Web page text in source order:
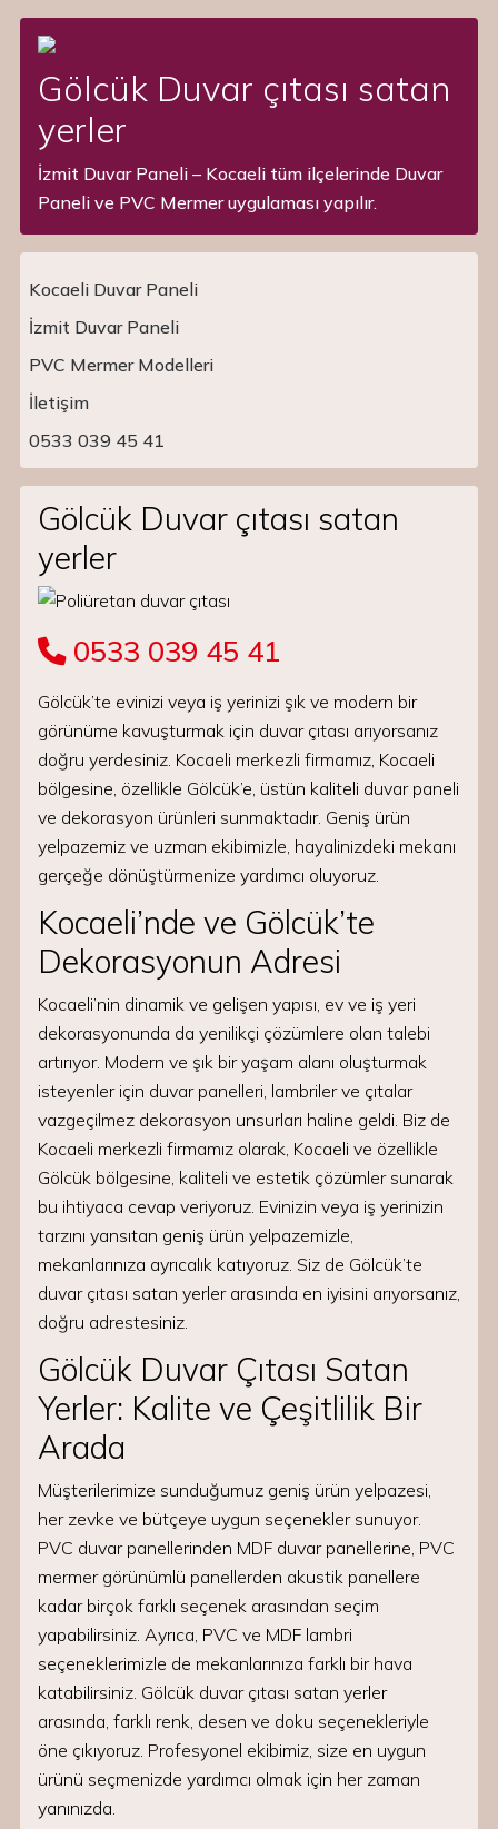
Gölcük Duvar çıtası satan
yerler
İzmit Duvar Paneli – Kocaeli tüm ilçelerinde Duvar
Paneli ve PVC Mermer uygulaması yapılır.
Main Navigation
Kocaeli Duvar Paneli
İzmit Duvar Paneli
PVC Mermer Modelleri
İletişim
0533 039 45 41
Gölcük Duvar çıtası satan
yerler
0533 039 45 41
Gölcük’te evinizi veya iş yerinizi şık ve modern bir
görünüme kavuşturmak için duvar çıtası arıyorsanız
doğru yerdesiniz. Kocaeli merkezli firmamız, Kocaeli
bölgesine, özellikle Gölcük’e, üstün kaliteli duvar paneli
ve dekorasyon ürünleri sunmaktadır. Geniş ürün
yelpazemiz ve uzman ekibimizle, hayalinizdeki mekanı
gerçeğe dönüştürmenize yardımcı oluyoruz.
Kocaeli’nde ve Gölcük’te
Dekorasyonun Adresi
Kocaeli’nin dinamik ve gelişen yapısı, ev ve iş yeri
dekorasyonunda da yenilikçi çözümlere olan talebi
artırıyor. Modern ve şık bir yaşam alanı oluşturmak
isteyenler için duvar panelleri, lambriler ve çıtalar
vazgeçilmez dekorasyon unsurları haline geldi. Biz de
Kocaeli merkezli firmamız olarak, Kocaeli ve özellikle
Gölcük bölgesine, kaliteli ve estetik çözümler sunarak
bu ihtiyaca cevap veriyoruz. Evinizin veya iş yerinizin
tarzını yansıtan geniş ürün yelpazemizle,
mekanlarınıza ayrıcalık katıyoruz. Siz de Gölcük’te
duvar çıtası satan yerler arasında en iyisini arıyorsanız,
doğru adrestesiniz.
Gölcük Duvar Çıtası Satan
Yerler: Kalite ve Çeşitlilik Bir
Arada
Müşterilerimize sunduğumuz geniş ürün yelpazesi,
her zevke ve bütçeye uygun seçenekler sunuyor.
PVC duvar panellerinden MDF duvar panellerine, PVC
mermer görünümlü panellerden akustik panellere
kadar birçok farklı seçenek arasından seçim
yapabilirsiniz. Ayrıca, PVC ve MDF lambri
seçeneklerimizle de mekanlarınıza farklı bir hava
katabilirsiniz. Gölcük duvar çıtası satan yerler
arasında, farklı renk, desen ve doku seçenekleriyle
öne çıkıyoruz. Profesyonel ekibimiz, size en uygun
ürünü seçmenizde yardımcı olmak için her zaman
yanınızda.